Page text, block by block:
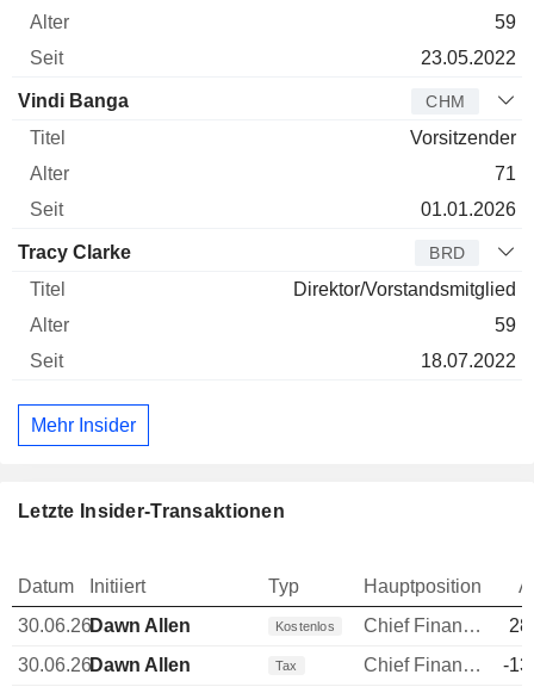
59
23.05.2022
Vindi Banga CHM
Vorsitzender
71
01.01.2026
Tracy Clarke BRD
Direktor/Vorstandsmitglied
59
18.07.2022
Mehr Insider
Letzte Insider-Transaktionen
Datum Initiiert Typ Hauptposition
30.06.26Dawn Allen Kostenlos Chief Financial Officer (CFO)
30.06.26Dawn Allen Tax Chief Financial Officer (CFO)
-